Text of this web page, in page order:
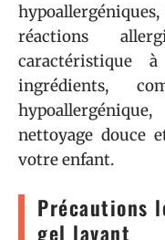
réactions
caractéristique
ingrédients,
nettoyage douce
votre enfant.
Précautions
gel lavant